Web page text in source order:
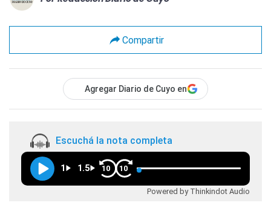
Compartir
Agregar Diario de Cuyo en
Escuchá la nota completa
1 1.5 10 10
Powered by Thinkindot Audio